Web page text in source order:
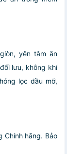
yên tâm ăn
lưu, không khí
lọc dầu mỡ,
Chính hãng. Bảo